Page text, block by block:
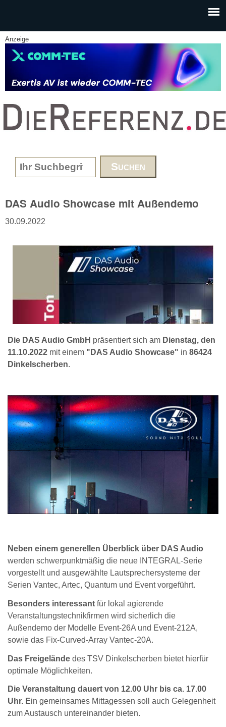
Anzeige
www.DieReferenz.de
Search form
DAS Audio Showcase mit Außendemo
30.09.2022
Die DAS Audio GmbH präsentiert sich am Dienstag, den
11.10.2022 mit einem "DAS Audio Showcase" in 86424
Dinkelscherben.
Neben einem generellen Überblick über DAS Audio
werden schwerpunktmäßig die neue INTEGRAL-Serie
vorgestellt und ausgewählte Lautsprechersysteme der
Serien Vantec, Artec, Quantum und Event vorgeführt.
Besonders interessant für lokal agierende
Veranstaltungstechnikfirmen wird sicherlich die
Außendemo der Modelle Event-26A und Event-212A,
sowie das Fix-Curved-Array Vantec-20A.
Das Freigelände des TSV Dinkelscherben bietet hierfür
optimale Möglichkeiten.
Die Veranstaltung dauert von 12.00 Uhr bis ca. 17.00
Uhr. Ein gemeinsames Mittagessen soll auch Gelegenheit
zum Austausch untereinander bieten.